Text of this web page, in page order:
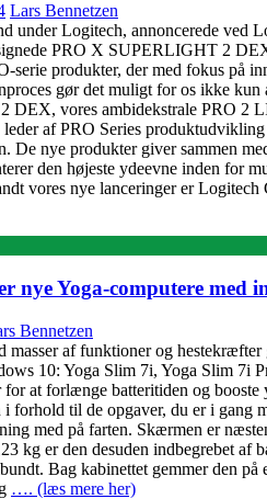
Lars Bennetzen
under Logitech, annoncerede ved
PRO X SUPERLIGHT 2
serie produkter, der med fokus på
gør det muligt for os ikke kun
vores ambidekstrale PRO 2
af PRO Series
De nye produkter giver sammen
den højeste ydeevne inden for
vores nye lanceringer er
nye Yoga-computere med
Bennetzen
masser af funktioner og
10: Yoga Slim 7i, Yoga Slim 7i
at forlænge batteritiden og
i forhold til de opgaver, du er i
med på farten. Skærmen er
kg er den desuden indbegrebet af
Bag kabinettet gemmer den
…. (læs mere her)